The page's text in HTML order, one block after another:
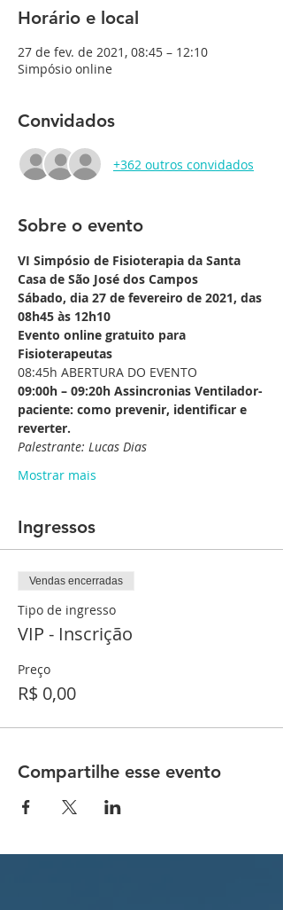
Horário e local
27 de fev. de 2021, 08:45 – 12:10
Simpósio online
Convidados
+362 outros convidados
Sobre o evento
VI Simpósio de Fisioterapia da Santa
Casa de São José dos Campos
Sábado, dia 27 de fevereiro de 2021, das
08h45 às 12h10
Evento online gratuito para
Fisioterapeutas
08:45h ABERTURA DO EVENTO
09:00h – 09:20h Assincronias Ventilador-
paciente: como prevenir, identificar e
reverter.
Palestrante: Lucas Dias
Mostrar mais
Ingressos
Vendas encerradas
Tipo de ingresso
VIP - Inscrição
Preço
R$ 0,00
Compartilhe esse evento